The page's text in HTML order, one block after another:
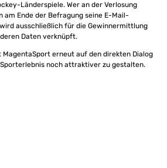
Länderspiele. Wer an der Verlosung
am Ende der Befragung seine E-Mail-
ausschließlich für die Gewinnermittlung
Daten verknüpft.
erneut auf den direkten Dialog
noch attraktiver zu gestalten.